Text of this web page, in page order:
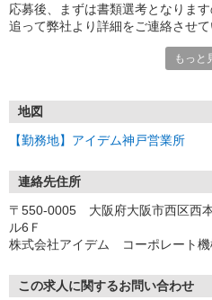
応募後、まずは書類選考となります
追って弊社より詳細をご連絡させて
尚、ご質問等ございましたら、連
※メールの受信拒否設定をしてお
受信出来る様に設定をお願いしま
もっと
地図
【勤務地】アイデム神戸営業所
連絡先住所
〒550-0005 大阪府大阪市西区西
ル6Ｆ
株式会社アイデム コーポレート
この求人に関するお問い合わせ